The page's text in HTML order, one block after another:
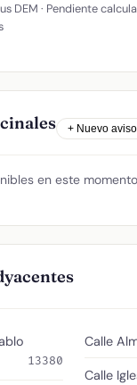
DEM · Pendiente
+ Nuevo aviso
en este
13380
Calle
Calle